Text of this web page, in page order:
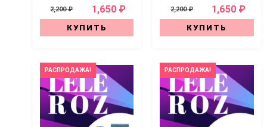
2,200 ₽ 1,650 ₽
КУПИТЬ
2,200 ₽ 1,650 ₽
КУПИТЬ
РАСПРОДАЖА! РАСПРОДАЖА!